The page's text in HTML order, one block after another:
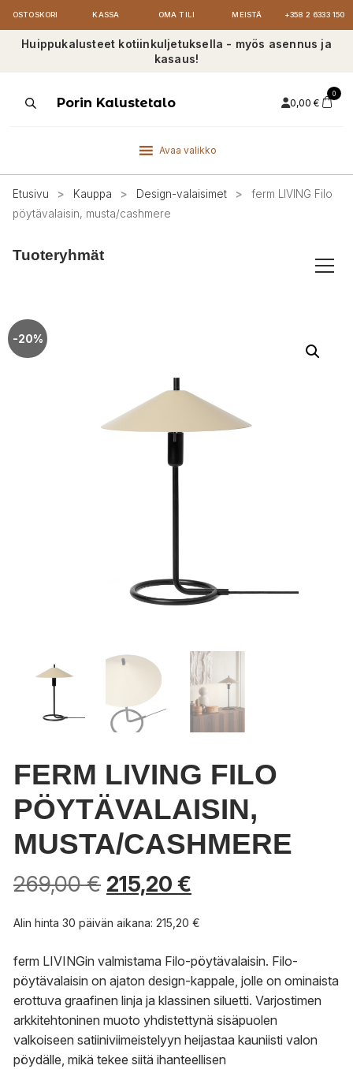
OSTOSKORI KASSA OMA TILI MEISTÄ +358 2 6333 150
Huippukalusteet kotiinkuljetuksella - myös asennus ja
kasaus!
ProductsPorin Kalustetalo 0,00 €
0
Avaa valikko
Etusivu > Kauppa > Design-valaisimet >
ferm LIVING Filo
pöytävalaisin, musta/cashmere
Tuoteryhmät
-20%
FERM LIVING FILO
PÖYTÄVALAISIN,
MUSTA/CASHMERE
269,00€ 215,20 €
Alin hinta 30 päivän aikana: 215,20 €
ferm LIVINGin valmistama Filo-pöytävalaisin. Filo-
pöytävalaisin on ajaton design-kappale, jolle on ominaista
erottuva graafinen linja ja klassinen siluetti. Varjostimen
arkkitehtoninen muoto yhdistettynä sisäpuolen
valkoiseen satiiniviimeistelyyn heijastaa kauniisti valon
pöydälle, mikä tekee siitä ihanteellisen